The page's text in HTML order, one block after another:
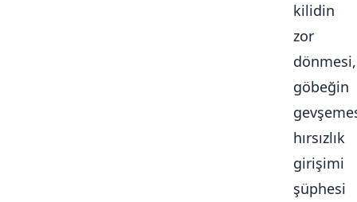
kilidin
zor
dönmesi,
göbeğin
hırsızlık
girişimi
şüphesi